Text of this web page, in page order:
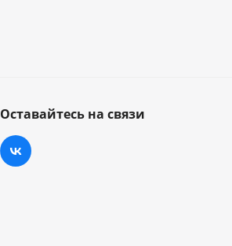
Оставайтесь на связи